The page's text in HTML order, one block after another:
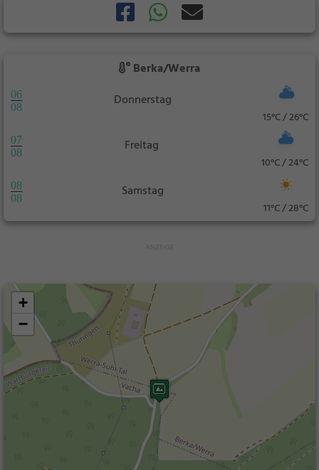
Berka/Werra
06
08
Donnerstag
15°C / 26°C
07
08
Freitag
10°C / 24°C
08
08
Samstag
11°C / 28°C
+
−